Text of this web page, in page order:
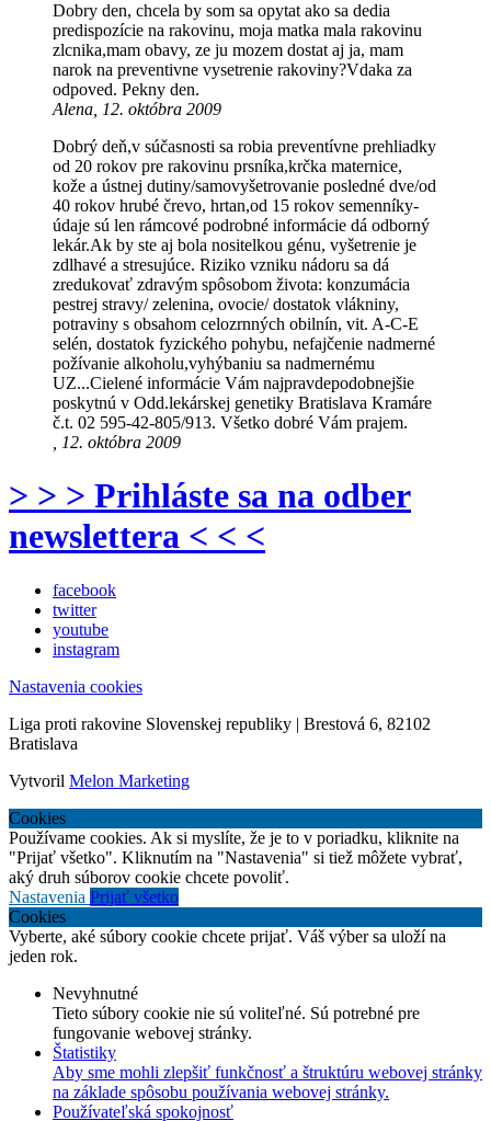
Dobry den, chcela by som sa opytat ako sa dedia
predispozície na rakovinu, moja matka mala rakovinu
zlcnika,mam obavy, ze ju mozem dostat aj ja, mam
narok na preventivne vysetrenie rakoviny?Vdaka za
odpoved. Pekny den.
Alena, 12. októbra 2009
Dobrý deň,v súčasnosti sa robia preventívne prehliadky
od 20 rokov pre rakovinu prsníka,krčka maternice,
kože a ústnej dutiny/samovyšetrovanie posledné dve/od
40 rokov hrubé črevo, hrtan,od 15 rokov semenníky-
údaje sú len rámcové podrobné informácie dá odborný
lekár.Ak by ste aj bola nositelkou génu, vyšetrenie je
zdlhavé a stresujúce. Riziko vzniku nádoru sa dá
zredukovať zdravým spôsobom života: konzumácia
pestrej stravy/ zelenina, ovocie/ dostatok vlákniny,
potraviny s obsahom celozrnných obilnín, vit. A-C-E
selén, dostatok fyzického pohybu, nefajčenie nadmerné
požívanie alkoholu,vyhýbaniu sa nadmernému
UZ...Cielené informácie Vám najpravdepodobnejšie
poskytnú v Odd.lekárskej genetiky Bratislava Kramáre
č.t. 02 595-42-805/913. Všetko dobré Vám prajem.
, 12. októbra 2009
> > > Prihláste sa na odber
newslettera < < <
facebook
twitter
youtube
instagram
Nastavenia cookies
Liga proti rakovine Slovenskej republiky | Brestová 6, 82102
Bratislava
Vytvoril Melon Marketing
Cookies
Používame cookies. Ak si myslíte, že je to v poriadku, kliknite na
"Prijať všetko". Kliknutím na "Nastavenia" si tiež môžete vybrať,
aký druh súborov cookie chcete povoliť.
Nastavenia Prijať všetko
Cookies
Vyberte, aké súbory cookie chcete prijať. Váš výber sa uloží na
jeden rok.
Nevyhnutné
Tieto súbory cookie nie sú voliteľné. Sú potrebné pre
fungovanie webovej stránky.
Štatistiky
Aby sme mohli zlepšiť funkčnosť a štruktúru webovej stránky
na základe spôsobu používania webovej stránky.
Používateľská spokojnosť